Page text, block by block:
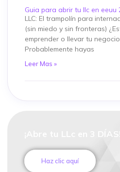
Guia para abrir tu llc en eeuu
LLC: El trampolín para
(sin miedo y sin fronteras)
emprender o llevar tu
Probablemente hayas
Leer Mas »
¡Abre tu LLc en 3 DÍAS!
Haz clic aquí